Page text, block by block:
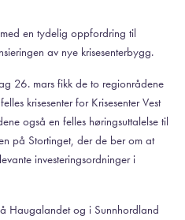
en tydelig oppfordring til
av nye krisesenterbygg.
26. mars fikk de to regionrådene
krisesenter for Krisesenter Vest
også en felles høringsuttalelse til
på Stortinget, der de ber om at
investeringsordninger i
Haugalandet og i Sunnhordland